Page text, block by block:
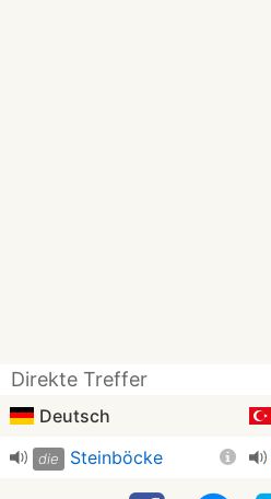
Direkte Treffer
Deutsch
die Steinböcke